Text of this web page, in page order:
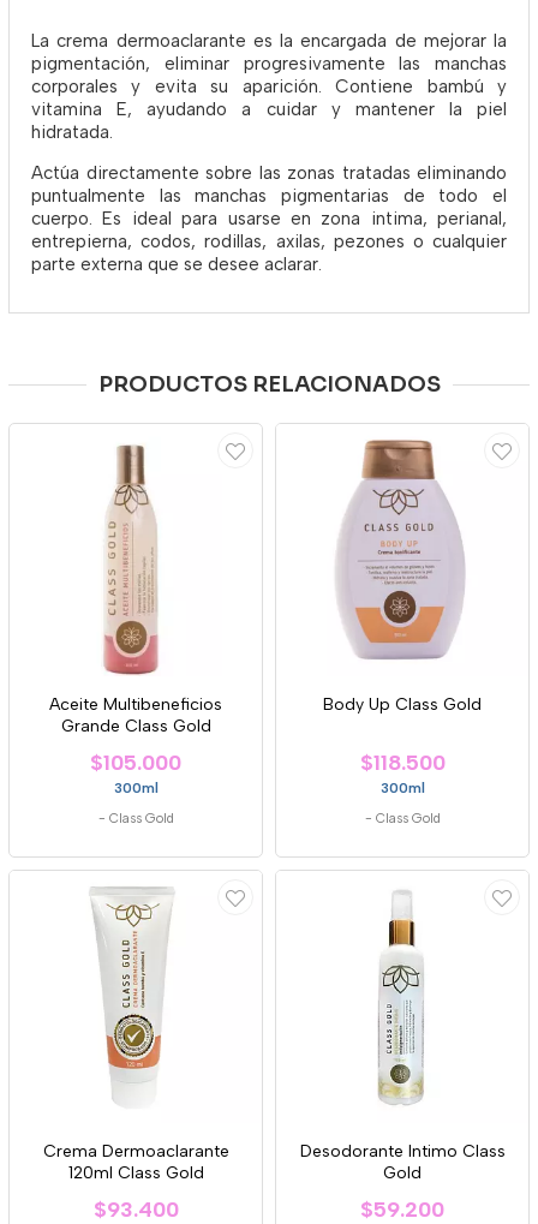
La crema dermoaclarante es la encargada de mejorar la
pigmentación, eliminar progresivamente las manchas
corporales y evita su aparición. Contiene bambú y
vitamina E, ayudando a cuidar y mantener la piel
hidratada.
Actúa directamente sobre las zonas tratadas eliminando
puntualmente las manchas pigmentarias de todo el
cuerpo. Es ideal para usarse en zona intima, perianal,
entrepierna, codos, rodillas, axilas, pezones o cualquier
parte externa que se desee aclarar.
PRODUCTOS RELACIONADOS
Aceite Multibeneficios
Grande Class Gold
$105.000
300ml
- Class Gold
Body Up Class Gold
$118.500
300ml
- Class Gold
Crema Dermoaclarante
120ml Class Gold
$93.400
Desodorante Intimo Class
Gold
$59.200